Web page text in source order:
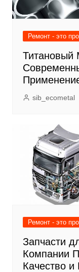
Ремонт - это
Титановый
sib_ecometal
Ремонт - это
Запчасти
Компании
Качество